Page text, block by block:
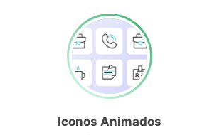
Iconos Animados